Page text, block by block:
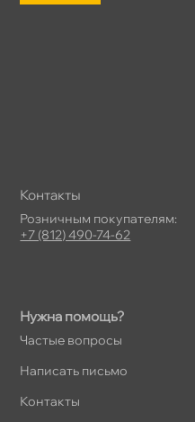
Нужна помощь?
Частые вопросы
Написать письмо
Контакты
Контакты
Розничным покупателям:
+7 (812) 490-74-62